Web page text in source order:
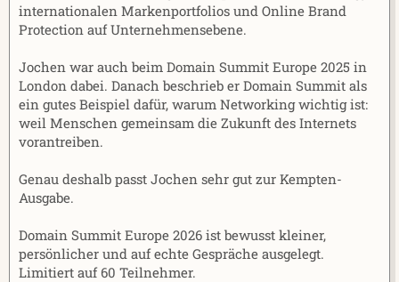
internationalen Markenportfolios und Online Brand
Protection auf Unternehmensebene.
Jochen war auch beim Domain Summit Europe 2025 in
London dabei. Danach beschrieb er Domain Summit als
ein gutes Beispiel dafür, warum Networking wichtig ist:
weil Menschen gemeinsam die Zukunft des Internets
vorantreiben.
Genau deshalb passt Jochen sehr gut zur Kempten-
Ausgabe.
Domain Summit Europe 2026 ist bewusst kleiner,
persönlicher und auf echte Gespräche ausgelegt.
Limitiert auf 60 Teilnehmer.